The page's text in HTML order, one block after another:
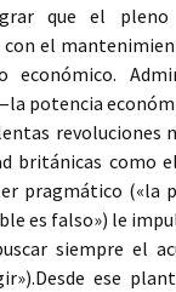
que el
el
económico.
potencia
británicas como
pragmático («la
es falso») le
siempre el
ese